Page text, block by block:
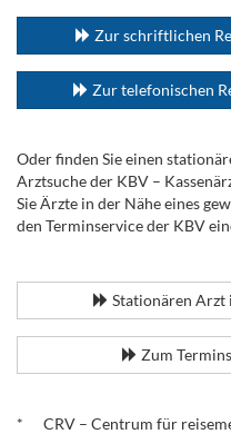
Zur schriftlichen
Zur telefonischen
Oder finden Sie einen
Arztsuche der KBV –
Sie Ärzte in der Nähe eines
den Terminservice der KBV
Stationären Arzt
Zum
* CRV – Centrum für